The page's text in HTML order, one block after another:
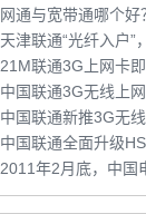
网通与宽带通哪个
天津联通“光纤入户”
21M联通3G上网卡
中国联通3G无线上